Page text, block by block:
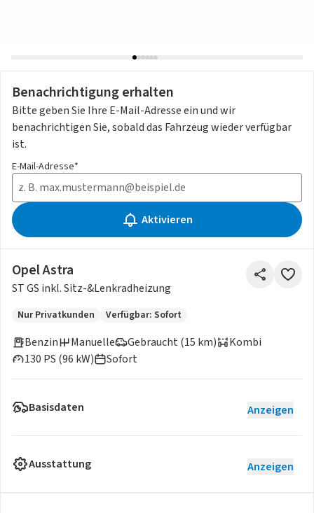
Benachrichtigung erhalten
Bitte geben Sie Ihre E-Mail-Adresse ein und wir
benachrichtigen Sie, sobald das Fahrzeug wieder verfügbar
ist.
E-Mail-Adresse*
Aktivieren
Opel Astra
ST GS inkl. Sitz-&Lenkradheizung
Nur Privatkunden Verfügbar: Sofort
Benzin
Gebraucht (15 km)
130 PS (96 kW)
Manuelle
Kombi
Sofort
Basisdaten Anzeigen
Ausstattung Anzeigen